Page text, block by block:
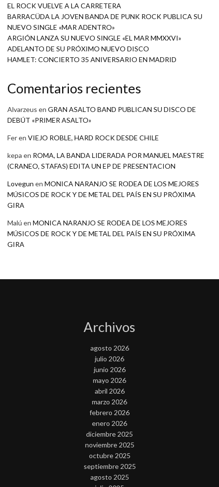
EL ROCK VUELVE A LA CARRETERA
BARRACÜDA LA JOVEN BANDA DE PUNK ROCK PUBLICA SU
NUEVO SINGLE «MAR ADENTRO»
ARGIÓN LANZA SU NUEVO SINGLE «EL MAR MMXXVI»
ADELANTO DE SU PRÓXIMO NUEVO DISCO
HAMLET: CONCIERTO 35 ANIVERSARIO EN MADRID
Comentarios recientes
Alvarzeus en GRAN ASALTO BAND PUBLICAN SU DISCO DE
DEBÚT «PRIMER ASALTO»
Feren VIEJO ROBLE, HARD ROCK DESDE CHILE
kepa en ROMA, LA BANDA LIDERADA POR MANUEL MAESTRE
(CRANEO, STAFAS) EDITA UN EP DE PRESENTACION
Lovegun en MONICA NARANJO SE RODEA DE LOS MEJORES
MÚSICOS DE ROCK Y DE METAL DEL PAÍS EN SU PRÓXIMA
GIRA
Malú en MONICA NARANJO SE RODEA DE LOS MEJORES
MÚSICOS DE ROCK Y DE METAL DEL PAÍS EN SU PRÓXIMA
GIRA
Archivos
agosto 2026
julio 2026
junio 2026
mayo 2026
abril 2026
marzo 2026
febrero 2026
enero 2026
diciembre 2025
noviembre 2025
octubre 2025
septiembre 2025
agosto 2025